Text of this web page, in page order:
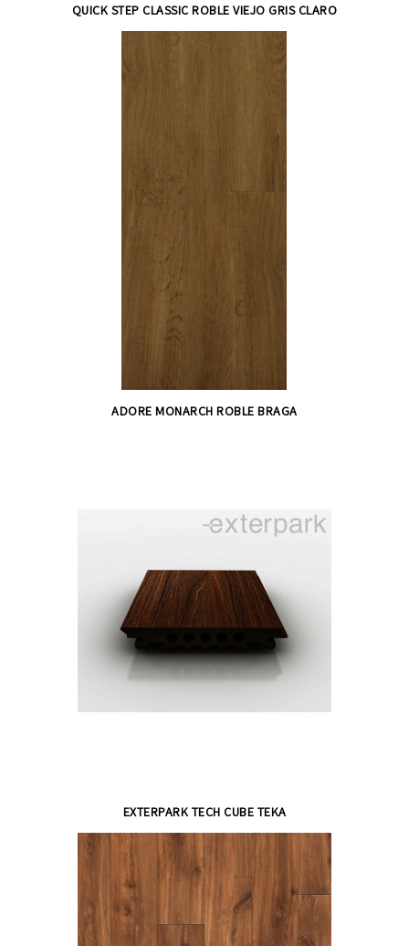
QUICK STEP CLASSIC ROBLE VIEJO GRIS CLARO
ADORE MONARCH ROBLE BRAGA
EXTERPARK TECH CUBE TEKA